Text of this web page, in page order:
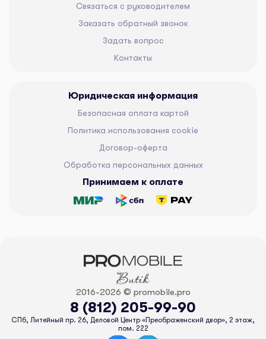
Связаться с руководителем
Заказать обратный звонок
Задать вопрос
Контакты
Юридическая информация
Безопасная оплата картой
Политика использования cookie
Договор-оферта
Обработка персональных данных
Принимаем к оплате
2016-2026 © promobile.pro
8 (812) 205-99-90
СПб, Литейный пр. 26, Деловой Центр «Преображенский двор», 2 этаж,
пом. 222